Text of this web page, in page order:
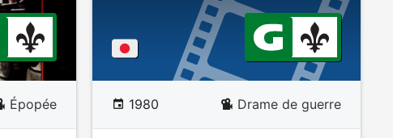
Épopée 1980 Drame de guerre